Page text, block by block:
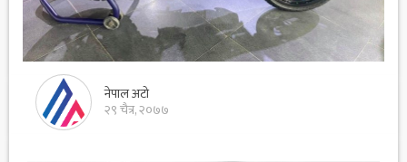
नेपाल अटो
२९ चैत्र, २०७७